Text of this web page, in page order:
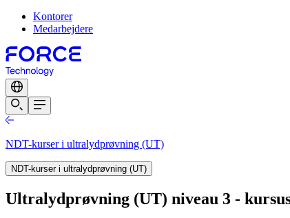
Kontorer
Medarbejdere
NDT-kurser i ultralydprøvning (UT)
NDT-kurser i ultralydprøvning (UT)
Ultralydprøvning (UT) niveau 3 -